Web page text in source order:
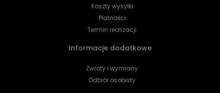
Koszty wysyłki
Płatności
Termin realizacji
Informacje dodatkowe
Zwroty i wymiany
Odbiór osobisty